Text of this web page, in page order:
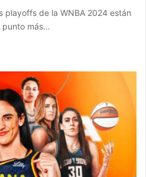
playoffs de la WNBA 2024 están
punto más…